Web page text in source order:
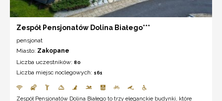
Zespół Pensjonatów Dolina Białego***
pensjonat
Miasto: Zakopane
Liczba uczestników: 80
Liczba miejsc noclegowych: 161
Zespół Pensjonatów Dolina Białego to trzy eleganckie budynki, które